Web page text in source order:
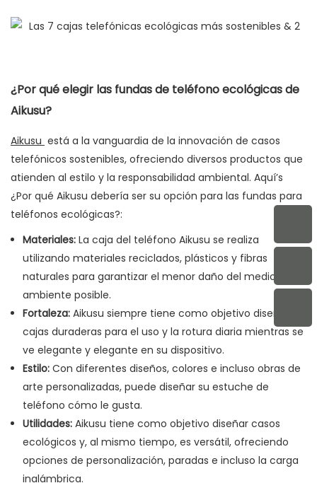
¿Por qué elegir las fundas de teléfono ecológicas de
Aikusu?
Aikusu está a la vanguardia de la innovación de casos
telefónicos sostenibles, ofreciendo diversos productos que
atienden al estilo y la responsabilidad ambiental. Aquí’s
¿Por qué Aikusu debería ser su opción para las fundas para
teléfonos ecológicas?:
Materiales: La caja del teléfono Aikusu se realiza
utilizando materiales reciclados, plásticos y fibras
naturales para garantizar el menor daño del medio
ambiente posible.
Fortaleza: Aikusu siempre tiene como objetivo diseñar
cajas duraderas para el uso y la rotura diaria mientras se
ve elegante y elegante en su dispositivo.
Estilo: Con diferentes diseños, colores e incluso obras de
arte personalizadas, puede diseñar su estuche de
teléfono cómo le gusta.
Utilidades: Aikusu tiene como objetivo diseñar casos
ecológicos y, al mismo tiempo, es versátil, ofreciendo
opciones de personalización, paradas e incluso la carga
inalámbrica.